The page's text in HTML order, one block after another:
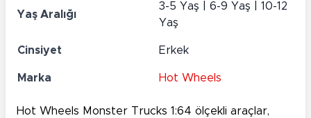
Yaş Aralığı
3-5 Yaş | 6-9 Yaş | 10-12
Yaş
Cinsiyet Erkek
Marka Hot Wheels
Hot Wheels Monster Trucks 1:64 ölçekli araçlar,